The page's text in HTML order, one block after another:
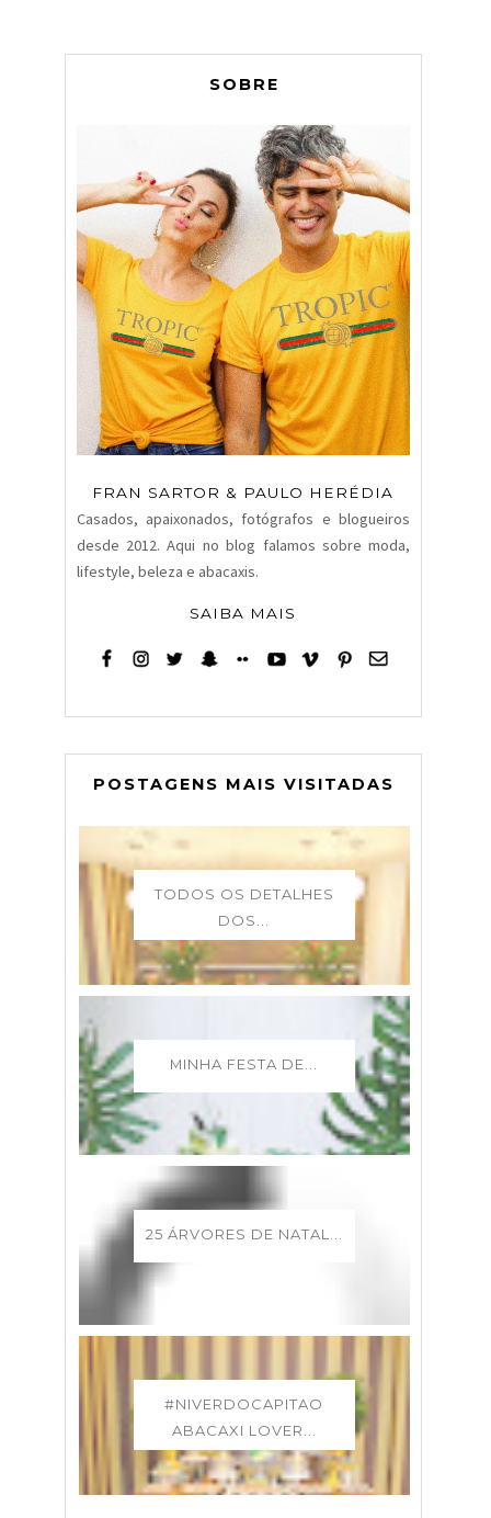
SOBRE
FRAN SARTOR & PAULO HERÉDIA
Casados, apaixonados, fotógrafos e blogueiros
desde 2012. Aqui no blog falamos sobre moda,
lifestyle, beleza e abacaxis.
SAIBA MAIS
POSTAGENS MAIS VISITADAS
TODOS OS DETALHES
DOS...
MINHA FESTA DE...
25 ÁRVORES DE NATAL...
#NIVERDOCAPITAO
ABACAXI LOVER...